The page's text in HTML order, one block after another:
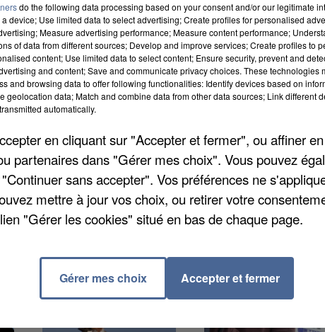
ce dimanche 31 mai 2026, le parc Parrot World de
pour les oiseaux abandonnés ou saisis avant
de nouveaux oiseaux. Depuis fin novembre
par l’OFB ou les douanes.
do the following data processing based on your consent and/or our legitimate
device; Use limited data to select advertising; Create profiles for personalised
Measure advertising performance; Measure content performance;
of data from different sources; Develop and improve services; Create profiles to
content; Use limited data to select content; Ensure security, prevent and
and content; Save and communicate privacy choices. These technologies
and browsing data to offer following functionalities: Identify devices based on
geolocation data; Match and combine data from other data sources; Link different
automatically.
en cliquant sur "Accepter et fermer", ou affiner
partenaires dans "Gérer mes choix". Vous pouvez
sans accepter". Vos préférences ne
mettre à jour vos choix, ou retirer votre
"Gérer les cookies" situé en bas de chaque page.
Gérer mes choix Accepter et fermer